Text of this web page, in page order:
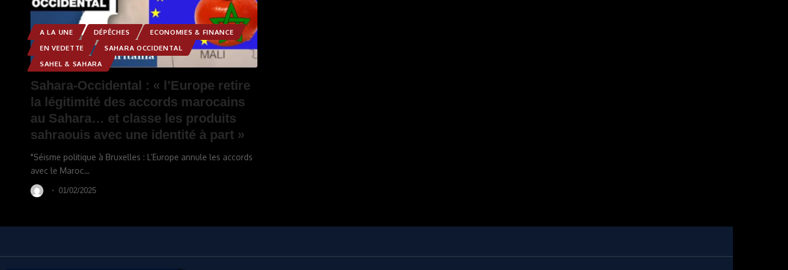
A LA UNE DÉPÊCHES
ECONOMIES & FINANCE
EN VEDETTE
SAHARA OCCIDENTAL
SAHEL & SAHARA
Sahara-Occidental : « l’Europe retire
la légitimité des accords marocains
au Sahara… et classe les produits
sahraouis avec une identité à part »
"Séisme politique à Bruxelles : L’Europe annule les accords
avec le Maroc…
01/02/2025